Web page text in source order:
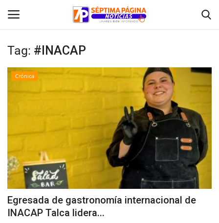
Inicio
Crónica
Deporte
Política
Espectáculos
Tag: #INACAP
Crónica
Egresada de gastronomía internacional de
INACAP Talca lidera...